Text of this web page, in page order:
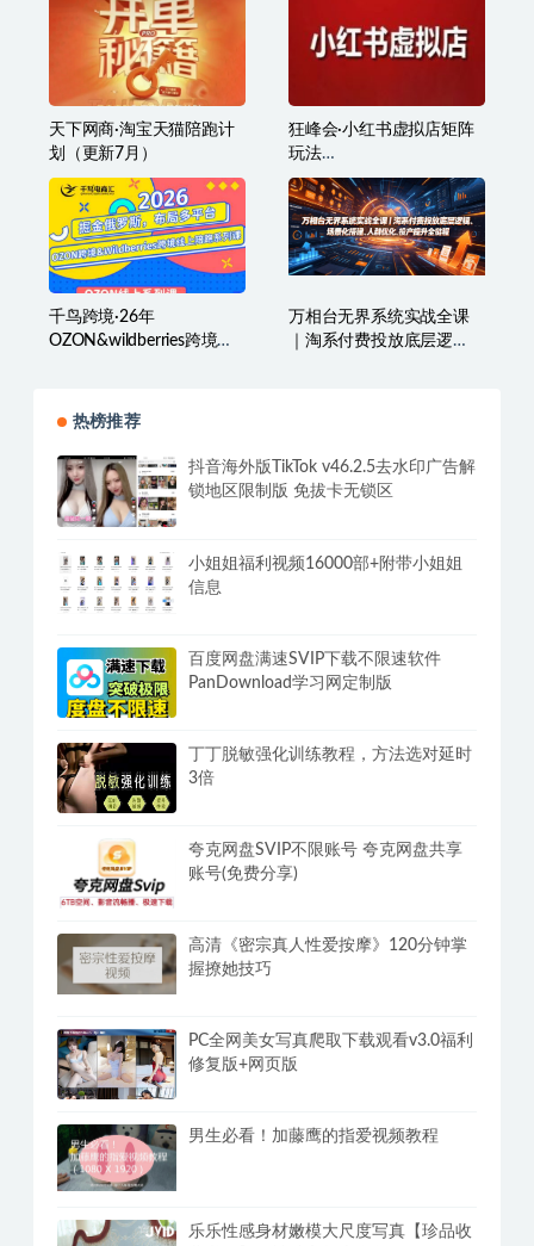
天下网商·淘宝天猫陪跑计
划（更新7月）
狂峰会·小红书虚拟店矩阵
玩法
（1.0+2.0+3.0+4.0+5.0）
千鸟跨境·26年
OZON&wildberries跨境店
万相台无界系统实战全课
｜淘系付费投放底层逻
热榜推荐
抖音海外版TikTok v46.2.5去水印广告解
锁地区限制版 免拔卡无锁区
小姐姐福利视频16000部+附带小姐姐
信息
百度网盘满速SVIP下载不限速软件
PanDownload学习网定制版
丁丁脱敏强化训练教程，方法选对延时
3倍
夸克网盘SVIP不限账号 夸克网盘共享
账号(免费分享)
高清《密宗真人性爱按摩》120分钟掌
握撩她技巧
PC全网美女写真爬取下载观看v3.0福利
修复版+网页版
男生必看！加藤鹰的指爱视频教程
乐乐性感身材嫩模大尺度写真【珍品收